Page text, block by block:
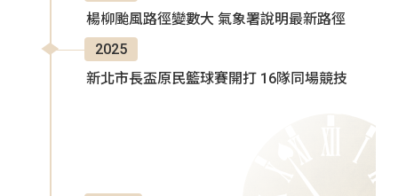
楊柳颱風路徑變數大 氣象署說明最新路徑
2025
新北市長盃原民籃球賽開打 16隊同場競技